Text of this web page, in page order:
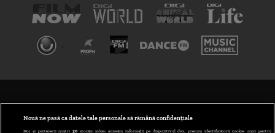
Nouă ne pasă ca datele tale personale să rămână confidențiale
Noi și partenerii noștri 30stocăm și/sau accesăm informații pe dispozitivul dvs., precum identificatorii cookie unici pentru